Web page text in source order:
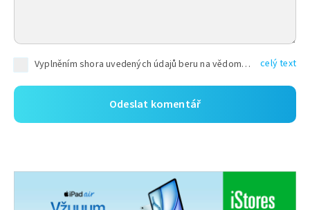
Vyplněním shora uvedených údajů beru na vědomí, že společnost TEXT FACTORY s.r.o., sídlem Brno, Durďákova 336/29, Černá Pole, PSČ: 613 00, IČ: 06157831, zapsané u Krajského soudu v Brně, oddíl C, vložka 100399, bude zpracovávat mé osobní údaje uvedené v rámci mnou vyplněného registračního formuláře na základě oprávněných zájmů TEXT FACTORY s.r.o. dle čl. 6 odst. 1 písm. f) GDPR a pro splnění právních povinností (čl. 6 odst. 1 písm. c) GDPR), a to pro tyto účely: nezbytnost zajistit oprávnění návštěvníka webových stránek provozovaných společností TEXT FACTORY s.r.o. přispívat aktivně ke zveřejněným článkům nebo v rámci diskusních fór a výkon práv TEXT FACTORY s.r.o. jako administrátora těchto diskusních fór. Více informací o zpracování osobních údajů a právech lze nalézt v celý text